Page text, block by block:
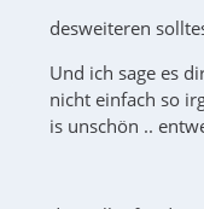
desweiteren
Und ich sage es
nicht einfach so
is unschön ..